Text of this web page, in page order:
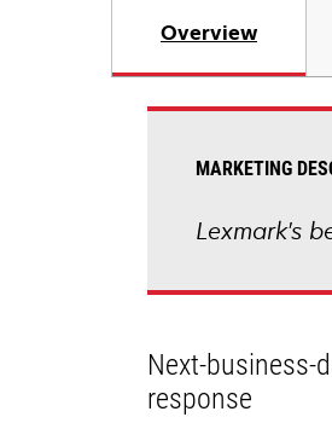
Overview
MARKETING
Lexmark's
Next-business-
response